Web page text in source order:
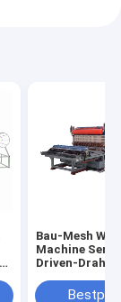
Bau-Mesh
Machine Servo
Driven-Draht
Rollen